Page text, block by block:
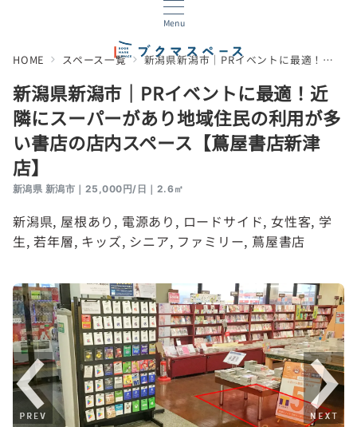
Menu
HOME スペース一覧 新潟県新潟市｜PRイベントに最適！近隣にスーパーがあり地域住民の利用が多い書店の店内スペース【蔦屋書店新津店】
新潟県新潟市｜PRイベントに最適！近
隣にスーパーがあり地域住民の利用が多
い書店の店内スペース【蔦屋書店新津
店】
新潟県 新潟市｜25,000円/日｜2.6㎡
新潟県, 屋根あり , 電源あり , ロードサイド, 女性客, 学
生, 若年層, キッズ, シニア, ファミリー, 蔦屋書店